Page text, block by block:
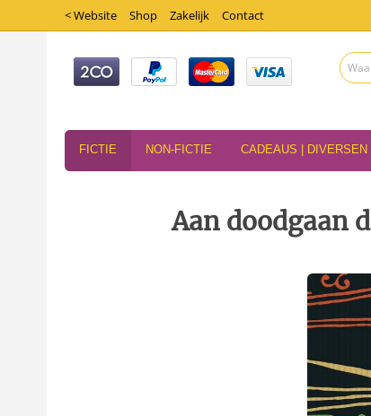
< Website Shop Zakelijk Contact
FICTIE NON-FICTIE CADEAUS | DIVERSEN
Aan doodgaan